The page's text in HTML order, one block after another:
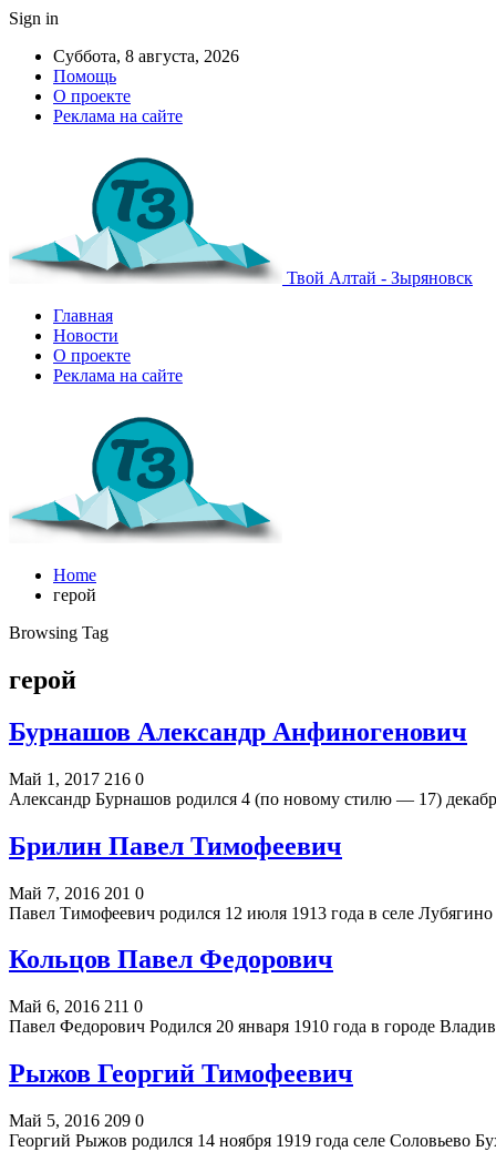
Sign in
Суббота, 8 августа, 2026
Помощь
О проекте
Реклама на сайте
Твой Алтай - Зыряновск
Главная
Новости
О проекте
Реклама на сайте
Home
герой
Browsing Tag
герой
Бурнашов Александр Анфиногенович
Май 1, 2017 216 0
Александр Бурнашов родился 4 (по новому стилю — 17)
Брилин Павел Тимофеевич
Май 7, 2016 201 0
Павел Тимофеевич родился 12 июля 1913 года в селе
Кольцов Павел Федорович
Май 6, 2016 211 0
Павел Федорович Родился 20 января 1910 года в городе
Рыжов Георгий Тимофеевич
Май 5, 2016 209 0
Георгий Рыжов родился 14 ноября 1919 года селе Соловьево